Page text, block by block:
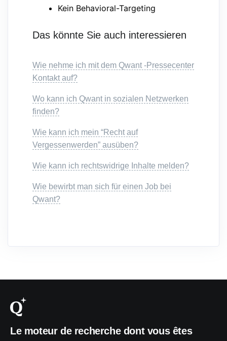
Kein Behavioral-Targeting
Das könnte Sie auch interessieren
Wie nehme ich mit dem Qwant -Pressecenter
Kontakt auf?
Wo kann ich Qwant in sozialen Netzwerken
finden?
Wie kann ich mein “Recht auf
Vergessenwerden” ausüben?
Wie kann ich rechtswidrige Inhalte melden?
Wie bewirbt man sich für einen Job bei
Qwant?
Le moteur de recherche dont vous êtes